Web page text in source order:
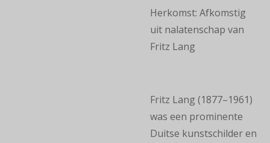
Herkomst: Afkomstig
uit nalatenschap van
Fritz Lang
Fritz Lang (1877–1961)
was een prominente
Duitse kunstschilder en